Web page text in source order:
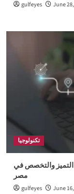
gulfeyes June
تكنولوجيا
التميز والتخصص في
مصر
gulfeyes June